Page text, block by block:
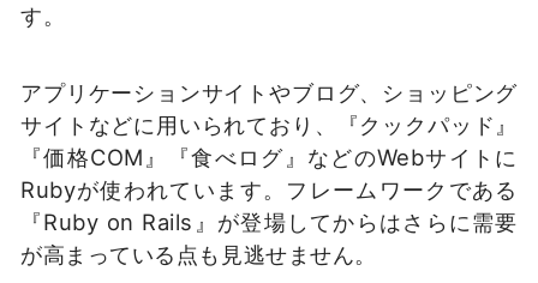
す。
アプリケーションサイトやブログ、ショッピング
サイトなどに用いられており、『クックパッド』
『価格COM』『食べログ』などのWebサイトに
Rubyが使われています。フレームワークである
『Ruby on Rails』が登場してからはさらに需要
が高まっている点も見逃せません。